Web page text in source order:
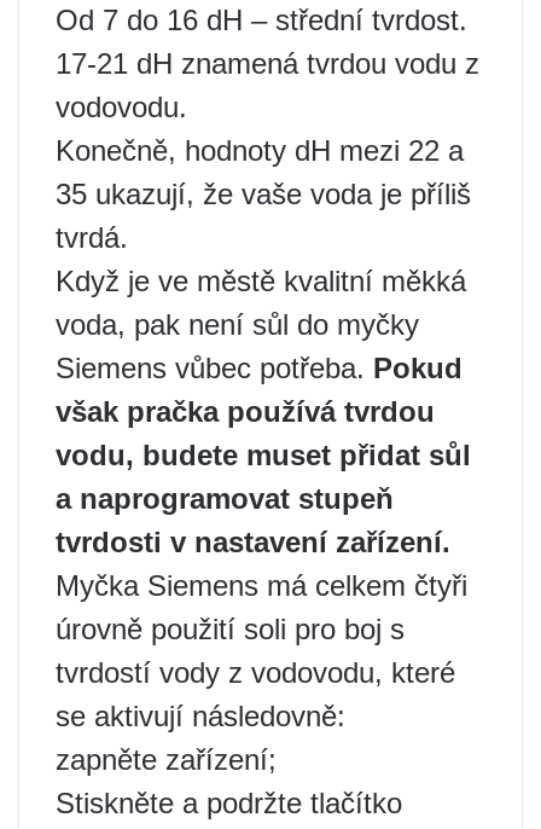
Od 7 do 16 dH – střední tvrdost.
17-21 dH znamená tvrdou vodu z
vodovodu.
Konečně, hodnoty dH mezi 22 a
35 ukazují, že vaše voda je příliš
tvrdá.
Když je ve městě kvalitní měkká
voda, pak není sůl do myčky
Siemens vůbec potřeba. Pokud
však pračka používá tvrdou
vodu, budete muset přidat sůl
a naprogramovat stupeň
tvrdosti v nastavení zařízení.
Myčka Siemens má celkem čtyři
úrovně použití soli pro boj s
tvrdostí vody z vodovodu, které
se aktivují následovně:
zapněte zařízení;
Stiskněte a podržte tlačítko